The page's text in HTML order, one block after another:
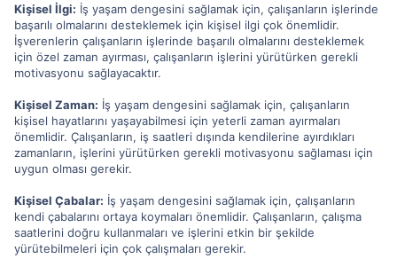
Kişisel İlgi: İş yaşam dengesini sağlamak için, çalışanların işlerinde
başarılı olmalarını desteklemek için kişisel ilgi çok önemlidir.
İşverenlerin çalışanların işlerinde başarılı olmalarını desteklemek
için özel zaman ayırması, çalışanların işlerini yürütürken gerekli
motivasyonu sağlayacaktır.
Kişisel Zaman: İş yaşam dengesini sağlamak için, çalışanların
kişisel hayatlarını yaşayabilmesi için yeterli zaman ayırmaları
önemlidir. Çalışanların, iş saatleri dışında kendilerine ayırdıkları
zamanların, işlerini yürütürken gerekli motivasyonu sağlaması için
uygun olması gerekir.
Kişisel Çabalar: İş yaşam dengesini sağlamak için, çalışanların
kendi çabalarını ortaya koymaları önemlidir. Çalışanların, çalışma
saatlerini doğru kullanmaları ve işlerini etkin bir şekilde
yürütebilmeleri için çok çalışmaları gerekir.